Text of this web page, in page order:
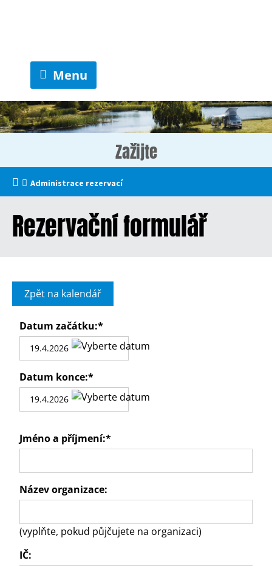
Menu
Zažijte
Administrace rezervací
Rezervační formulář
Zpět na kalendář
Datum začátku:*
Datum konce:*
Jméno a příjmení:*
Název organizace:
(vyplňte, pokud půjčujete na organizaci)
IČ: